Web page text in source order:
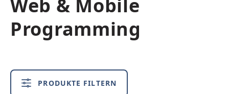
Web & Mobile
Programming
PRODUKTE FILTERN